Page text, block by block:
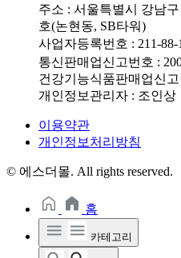
주소 : 서울특별시 강남
호(논현동, SB타워)
사업자등록번호 : 211-88-
통신판매업신고번호 :
건강기능식품판매업신고
개인정보관리자 : 조인상
이용약관
개인정보처리방침
© 에스더몰. All rights reserved.
홈
카테고리